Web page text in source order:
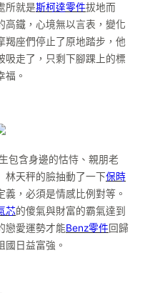
所就是斯柯達零件拔地而
高鐵，心境無以言表，變化
羯座們停止了原地踏步，他
吸走了，只剩下腳踝上的標
福。
包含身邊的怙恃、親朋老
林天秤的臉抽動了一下保時
義，必須是情感比例對等。
芯的傻氣與財富的霸氣達到
戀愛運勢才能Benz零件回歸
國日益富強。